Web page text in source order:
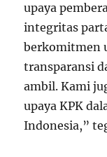
upaya
integritas
berkomitmen
transparansi
ambil. Kami
upaya KPK
Indonesia,”